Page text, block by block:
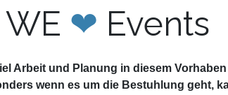
WE ❤ Events
Arbeit und Planung in diesem
wenn es um die Bestuhlung geht,